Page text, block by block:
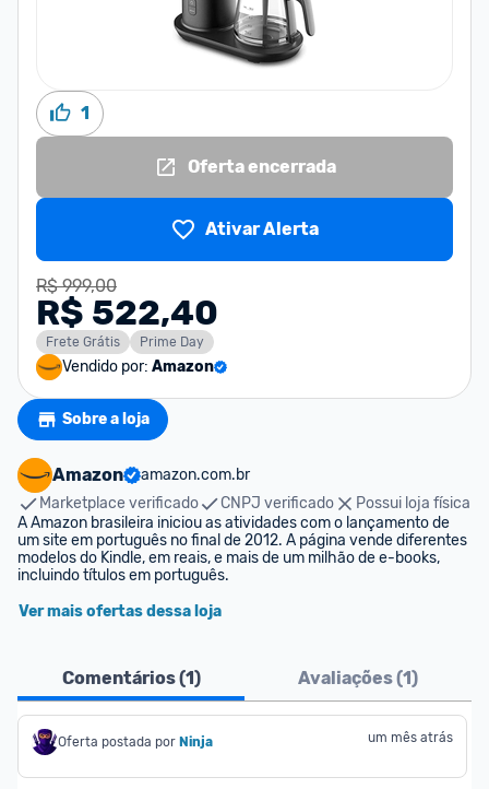
1
Oferta encerrada
Ativar Alerta
R$ 999,00
R$ 522,40
Frete Grátis Prime Day
Vendido por: Amazon
Sobre a loja
Amazon
amazon.com.br
Marketplace verificado
CNPJ verificado
Possui loja física
A Amazon brasileira iniciou as atividades com o lançamento de
um site em português no final de 2012. A página vende diferentes
modelos do Kindle, em reais, e mais de um milhão de e-books,
incluindo títulos em português.
Ver mais ofertas dessa loja
Comentários (1) Avaliações (1)
Oferta postada por Ninja um mês atrás